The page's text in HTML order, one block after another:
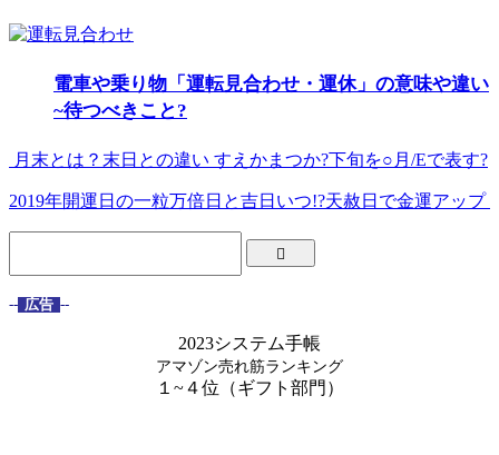
電車や乗り物「運転見合わせ・運休」の意味や違い
~待つべきこと?
月末とは？末日との違い すえかまつか?下旬を○月/Eで表す?
2019年開運日の一粒万倍日と吉日いつ!?天赦日で金運アップ
-- 広告 --
2023システム手帳
アマゾン売れ筋ランキング
１~４位（ギフト部門）